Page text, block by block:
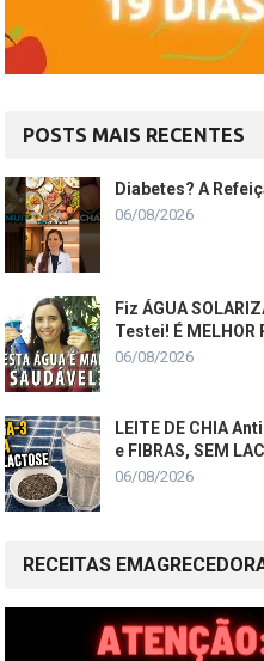
POSTS MAIS RECENTES
Diabetes? A
06/08/2026
Fiz ÁGUA
Testei! É MELHOR
06/08/2026
LEITE DE CHIA
e FIBRAS, SEM
06/08/2026
RECEITAS